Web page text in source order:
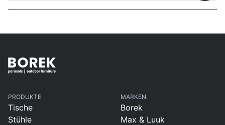
PRODUKTE
Tische
Stühle
MARKEN
Borek
Max & Luuk